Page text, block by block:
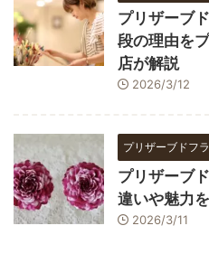
プリザーブ
段の理由を
店が解説
2026/3/12
プリザーブドフ
プリザーブ
違いや魅力
2026/3/11